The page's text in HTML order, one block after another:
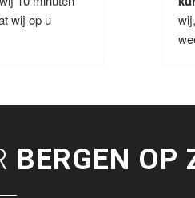
wij op u
BERGEN OP